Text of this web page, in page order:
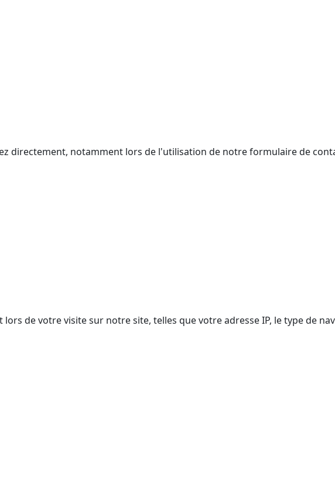
directement, notamment lors de l'utilisation de notre formulaire de
de votre visite sur notre site, telles que votre adresse IP, le type de